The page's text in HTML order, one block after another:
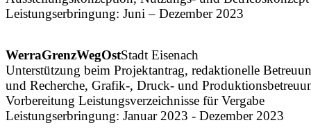
Leistungserbringung: Juni – Dezember 2023
WerraGrenzWegOstStadt Eisenach
Unterstützung beim Projektantrag, redaktionelle
und Recherche, Grafik-, Druck- und
Vorbereitung Leistungsverzeichnisse für Vergabe
Leistungserbringung: Januar 2023 - Dezember 2023